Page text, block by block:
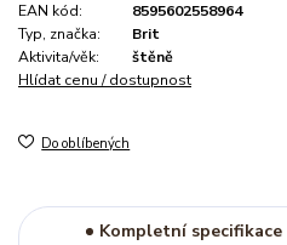
EAN kód:
8595602558964
Typ, značka:
Brit
Aktivita/věk:
štěně
Hlídat cenu / dostupnost
Do oblíbených
Kompletní specifikace